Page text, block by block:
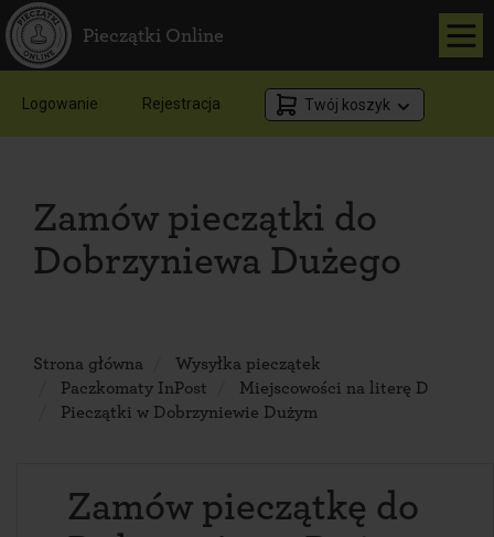
Pieczątki Online
Logowanie Rejestracja Twój koszyk
Zamów pieczątki do
Dobrzyniewa Dużego
Strona główna
Wysyłka pieczątek
Paczkomaty InPost
Miejscowości na literę D
Pieczątki w Dobrzyniewie Dużym
Zamów pieczątkę do